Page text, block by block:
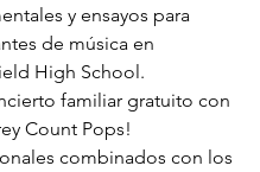
y ensayos para
de música en
High School.
familiar gratuito con
Count Pops!
combinados con los